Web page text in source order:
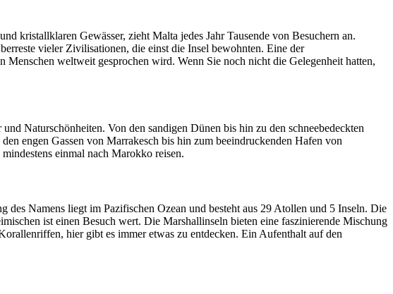
kristallklaren Gewässer, zieht Malta jedes Jahr Tausende von Besuchern an.
vieler Zivilisationen, die einst die Insel bewohnten. Eine der
weltweit gesprochen wird. Wenn Sie noch nicht die Gelegenheit hatten,
Naturschönheiten. Von den sandigen Dünen bis hin zu den schneebedeckten
engen Gassen von Marrakesch bis hin zum beeindruckenden Hafen von
einmal nach Marokko reisen.
Namens liegt im Pazifischen Ozean und besteht aus 29 Atollen und 5 Inseln. Die
ist einen Besuch wert. Die Marshallinseln bieten eine faszinierende Mischung
hier gibt es immer etwas zu entdecken. Ein Aufenthalt auf den